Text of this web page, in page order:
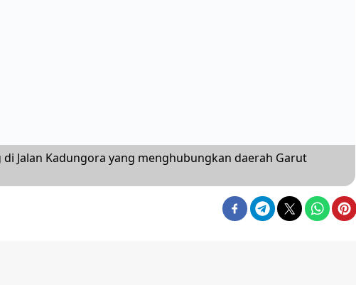
Jalan Kadungora yang menghubungkan daerah Garut